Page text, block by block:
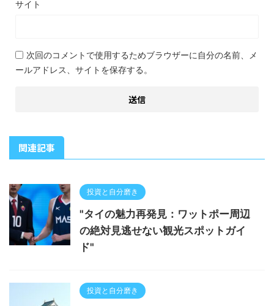
サイト
次回のコメントで使用するためブラウザーに自分の名前、メ
ールアドレス、サイトを保存する。
関連記事
投資と自分磨き
"タイの魅力再発見：ワットポー周辺
の絶対見逃せない観光スポットガイ
ド"
投資と自分磨き